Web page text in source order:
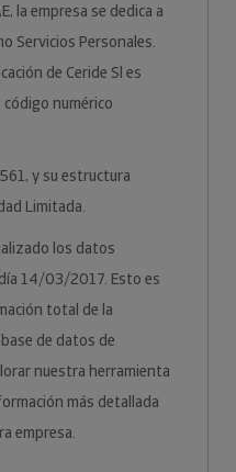
la empresa se dedica a
Servicios Personales.
de Ceride Sl es
código numérico
y su estructura
Limitada.
los datos
14/03/2017. Esto es
total de la
de datos de
nuestra herramienta
más detallada
empresa.